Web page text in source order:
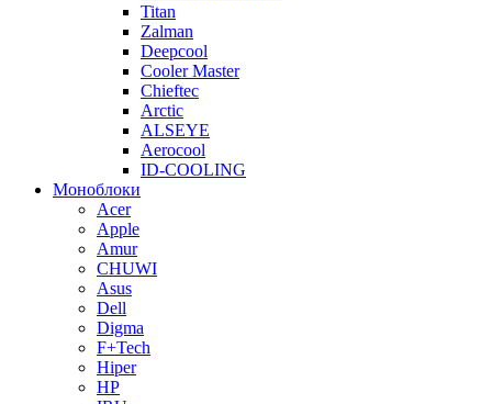
Titan
Zalman
Deepcool
Cooler Master
Chieftec
Arctic
ALSEYE
Aerocool
ID-COOLING
Моноблоки
Acer
Apple
Amur
CHUWI
Asus
Dell
Digma
F+Tech
Hiper
HP